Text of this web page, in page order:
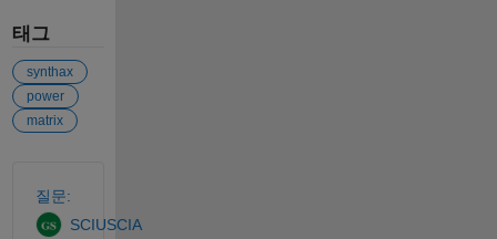
태그
synthax
power
matrix
질문:
SCIUSCIA